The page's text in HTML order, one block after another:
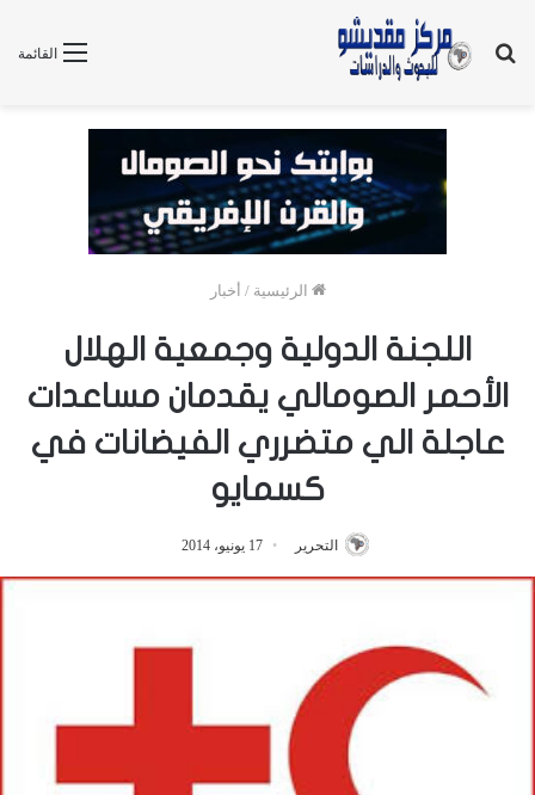
القائمة
بحث
الرئيسية / أخبار
اللجنة الدولية وجمعية الهلال
الأحمر الصومالي يقدمان مساعدات
عاجلة الي متضرري الفيضانات في
كسمايو
التحرير 17 يونيو، 2014